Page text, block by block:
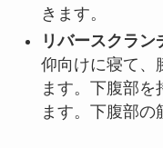
きます。
リバースクラン
仰向けに寝て、
ます。下腹部を
ます。下腹部の